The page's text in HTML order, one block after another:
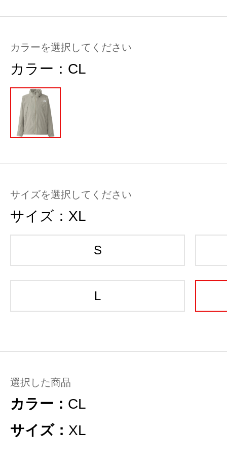
カラーを選択してください
カラー： CL
サイズを選択してください
サイズ： XL
S
L
選択した商品
カラー： CL
サイズ： XL